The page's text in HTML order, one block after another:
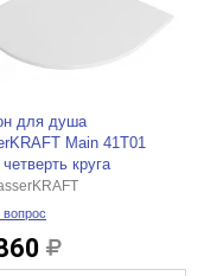
для душа
Main 41T01
круга
вопрос